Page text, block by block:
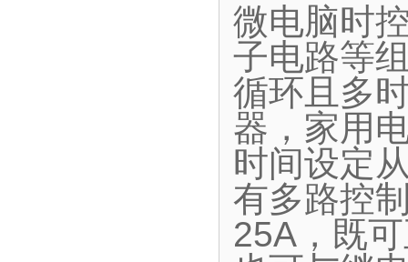
微电脑时
子电路等
循环且多
器，家用
时间设定
有多路控
25A，既